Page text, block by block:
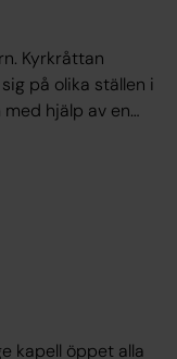
Kyrkråttan
på olika ställen i
hjälp av en
en pin när de
kapell öppet alla